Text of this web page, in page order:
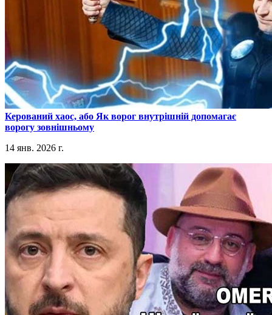
​Керований хаос, або Як ворог внутрішній допомагає
ворогу зовнішньому
14 янв. 2026 г.